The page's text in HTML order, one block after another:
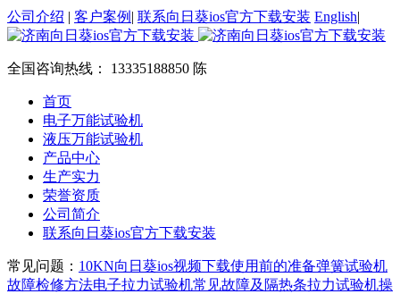
公司介绍 | 客户案例 | 联系向日葵ios官方下载安装 English|
全国咨询热线： 13335188850 陈
首页
电子万能试验机
液压万能试验机
产品中心
生产实力
荣誉资质
公司简介
联系向日葵ios官方下载安装
常见问题： 10KN向日葵ios视频下载使用前的准备弹簧试验机
故障检修方法电子拉力试验机常见故障及 隔热条拉力试验机操